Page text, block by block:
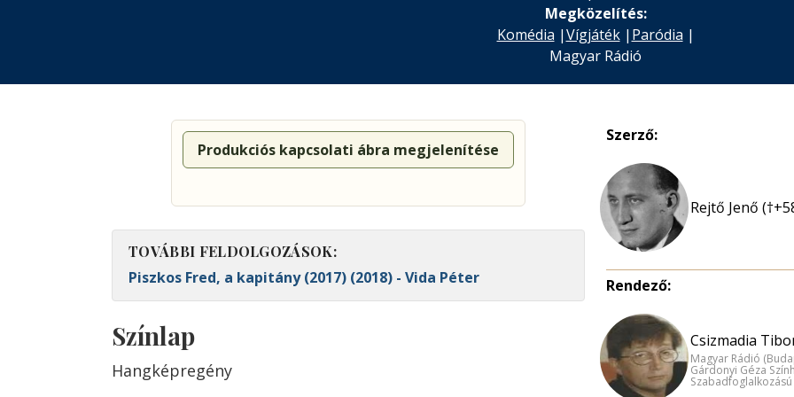
Megközelítés:
Komédia |Vígjáték| Paródia |
Magyar Rádió
Produkciós kapcsolati ábra megjelenítése
TOVÁBBI FELDOLGOZÁSOK:
Piszkos Fred, a kapitány (2017) (2018) - Vida Péter
Színlap
Hangképregény
Szerző:
Rejtő Jenő
Rendező:
Csizmadia
Magyar Rádió
Gárdonyi Géza
Szabadfoglalkozású